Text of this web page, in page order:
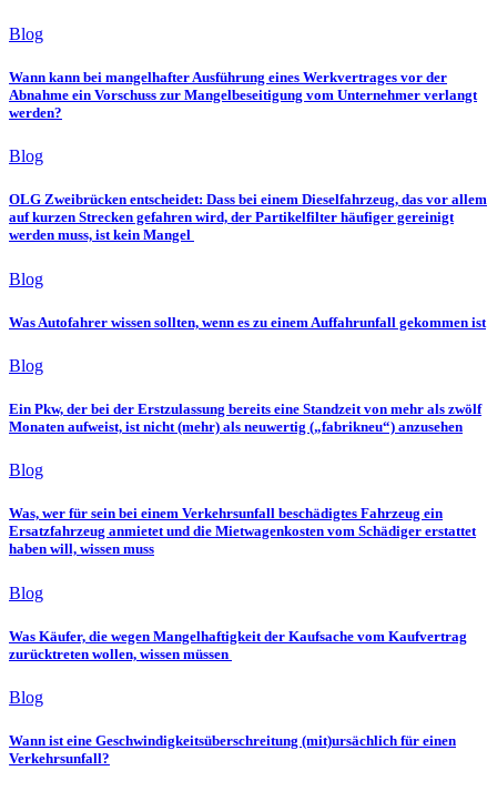
Blog
Wann kann bei mangelhafter Ausführung eines Werkvertrages vor der
Abnahme ein Vorschuss zur Mangelbeseitigung vom Unternehmer verlangt
werden?
Blog
OLG Zweibrücken entscheidet: Dass bei einem Dieselfahrzeug, das vor allem
auf kurzen Strecken gefahren wird, der Partikelfilter häufiger gereinigt
werden muss, ist kein Mangel
Blog
Was Autofahrer wissen sollten, wenn es zu einem Auffahrunfall gekommen ist
Blog
Ein Pkw, der bei der Erstzulassung bereits eine Standzeit von mehr als zwölf
Monaten aufweist, ist nicht (mehr) als neuwertig („fabrikneu“) anzusehen
Blog
Was, wer für sein bei einem Verkehrsunfall beschädigtes Fahrzeug ein
Ersatzfahrzeug anmietet und die Mietwagenkosten vom Schädiger erstattet
haben will, wissen muss
Blog
Was Käufer, die wegen Mangelhaftigkeit der Kaufsache vom Kaufvertrag
zurücktreten wollen, wissen müssen
Blog
Wann ist eine Geschwindigkeitsüberschreitung (mit)ursächlich für einen
Verkehrsunfall?